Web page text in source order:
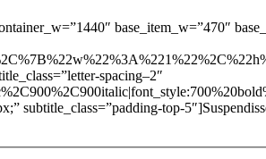
base_item_w=”470″
spacing–2″
subtitle_class=”padding-top-